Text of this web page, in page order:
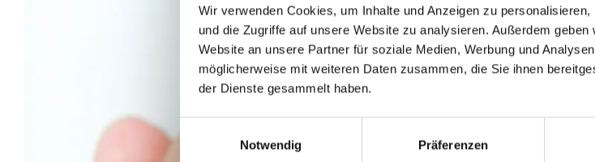
Wir verwenden Cookies, um Inhalte und Anzeigen zu
und die Zugriffe auf unsere Website zu analysieren. Außerdem
Website an unsere Partner für soziale Medien, Werbung und
möglicherweise mit weiteren Daten zusammen, die Sie ihnen
der Dienste gesammelt haben.
Notwendig
Präferenzen